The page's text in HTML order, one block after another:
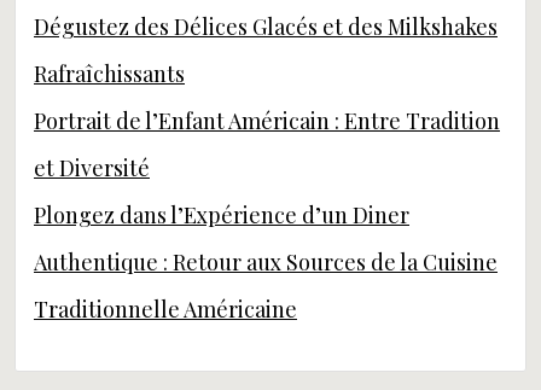
Dégustez des Délices Glacés et des Milkshakes
Rafraîchissants
Portrait de l’Enfant Américain : Entre Tradition
et Diversité
Plongez dans l’Expérience d’un Diner
Authentique : Retour aux Sources de la Cuisine
Traditionnelle Américaine